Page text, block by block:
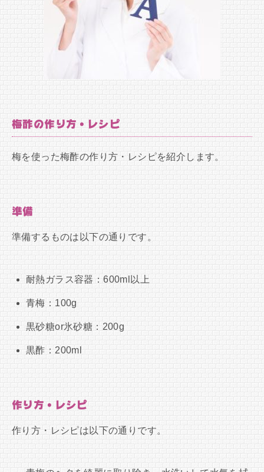
梅酢の作り方・レシピ
梅を使った梅酢の作り方・レシピを紹介します。
準備
準備するものは以下の通りです。
耐熱ガラス容器：600ml以上
青梅：100g
黒砂糖or氷砂糖：200g
黒酢：200ml
作り方・レシピ
作り方・レシピは以下の通りです。